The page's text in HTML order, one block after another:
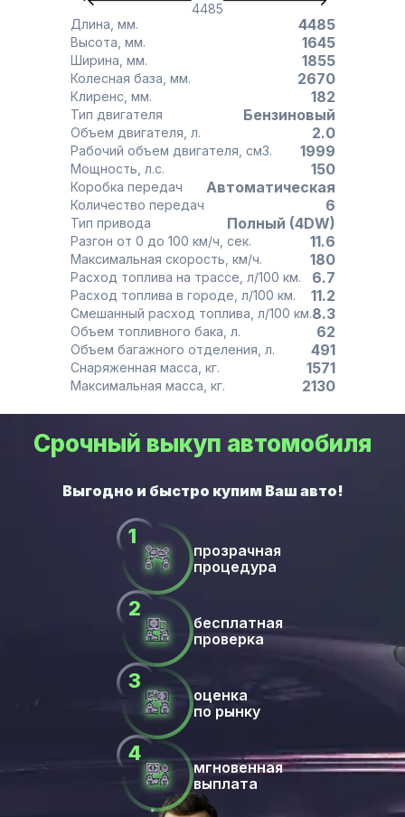
4485
Длина, мм. 4485
Высота, мм. 1645
Ширина, мм. 1855
Колесная база, мм. 2670
Клиренс, мм. 182
Тип двигателя Бензиновый
Объем двигателя, л. 2.0
Рабочий объем двигателя, см3. 1999
Мощность, л.с. 150
Коробка передач Автоматическая
Количество передач 6
Тип привода Полный (4DW)
Разгон от 0 до 100 км/ч, сек. 11.6
Максимальная скорость, км/ч. 180
Расход топлива на трассе, л/100 км. 6.7
Расход топлива в городе, л/100 км. 11.2
Смешанный расход топлива, л/100 км.8.3
Объем топливного бака, л. 62
Объем багажного отделения, л. 491
Снаряженная масса, кг. 1571
Максимальная масса, кг. 2130
Срочный выкуп автомобиля
прозрачная
процедура
бесплатная
проверка
оценка
по рынку
мгновенная
выплата